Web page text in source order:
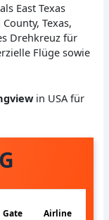
East Texas
Texas,
Drehkreuz für
Flüge sowie
in USA für
Gate
Airline